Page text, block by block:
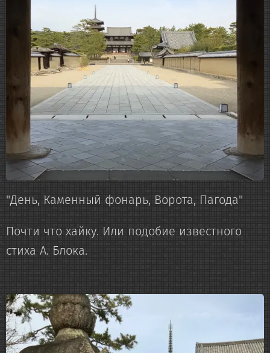
"День, Каменный фонарь, Ворота, Пагода"
Почти что хайку. Или подобие известного
стиха А. Блока.